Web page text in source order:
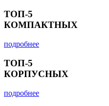
ТОП-5
КОМПАКТНЫХ
подробнее
ТОП-5
КОРПУСНЫХ
подробнее